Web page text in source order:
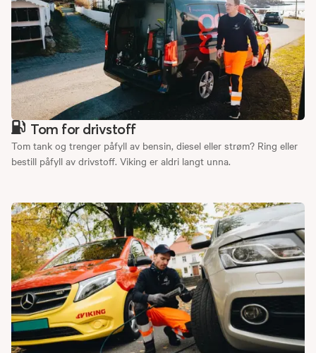
Tom for drivstoff
Tom tank og trenger påfyll av bensin, diesel eller strøm? Ring eller
bestill påfyll av drivstoff. Viking er aldri langt unna.